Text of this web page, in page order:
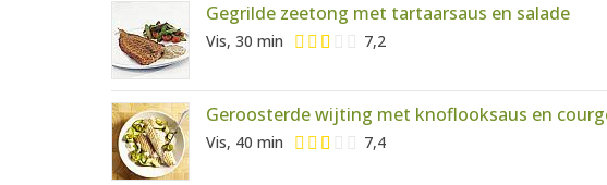
Gegrilde zeetong met tartaarsaus en salade
Vis, 30 min 7,2
Geroosterde wijting met knoflooksaus en
Vis, 40 min 7,4